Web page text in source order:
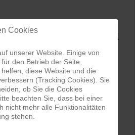
| Darauf kommt es an!
mit transparentem Hintergrund
und Bildbearbeitung in
Rezensionen
Cookies
unserer Website. Einige von
den Betrieb der Seite,
diese Website und die
(Tracking Cookies). Sie
ob Sie die Cookies
beachten Sie, dass bei einer
nicht mehr alle Funktionalitäten
stehen.